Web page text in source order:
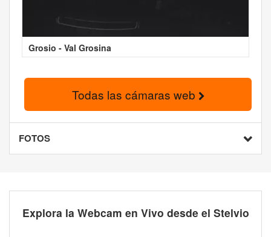
Grosio - Val Grosina
Todas las cámaras web
FOTOS
Explora la Webcam en Vivo desde el Stelvio